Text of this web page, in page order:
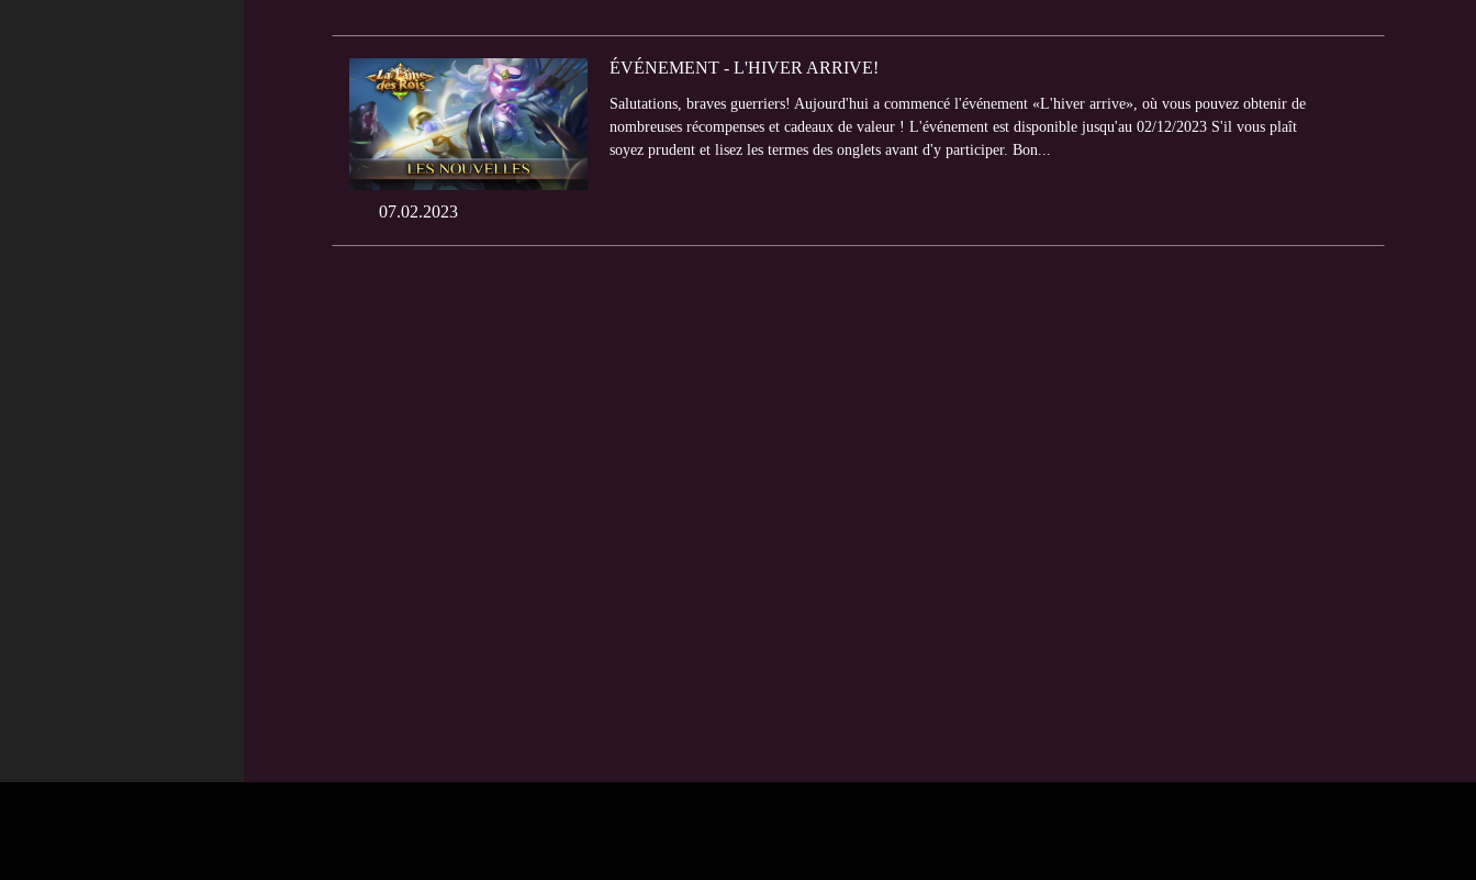
07.02.2023
ÉVÉNEMENT - L'HIVER ARRIVE!
Salutations, braves guerriers! Aujourd'hui a commencé l'événement «L'hiver arrive», où vous pouvez obtenir de
nombreuses récompenses et cadeaux de valeur ! L'événement est disponible jusqu'au 02/12/2023 S'il vous plaît
soyez prudent et lisez les termes des onglets avant d'y participer. Bon...